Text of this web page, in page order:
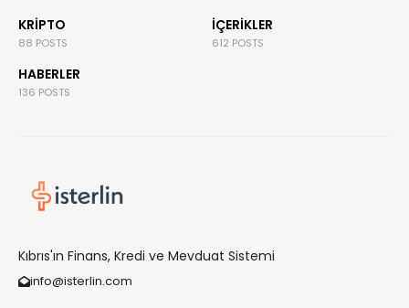
KRIPTO
88 POSTS
İÇERIKLER
612 POSTS
HABERLER
136 POSTS
Kıbrıs'ın Finans, Kredi ve Mevduat Sistemi
info@isterlin.com